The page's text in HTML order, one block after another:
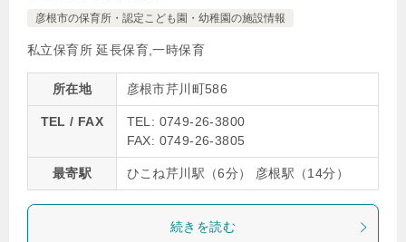
彦根市の保育所・認定こども園・幼稚園の施設情報
私立保育所 延長保育,一時保育
所在地 彦根市芹川町586
TEL / FAX
TEL: 0749-26-3800
FAX: 0749-26-3805
最寄駅 ひこね芹川駅（6分） 彦根駅（14分）
続きを読む